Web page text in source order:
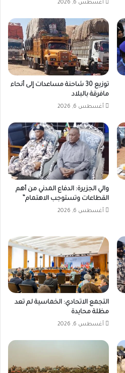
أغسطس 6, 2026
توزيع 30 شاحنة مساعدات إلى أنحاء
مافرقة بالبلاد
أغسطس 6, 2026
والي الجزيرة: الدفاع المدني من أهم
القطاعات وتستوجب الاهتمام”
أغسطس 6, 2026
التجمع الاتحادي: الخماسية لم تعد
مظلة محايدة
أغسطس 6, 2026